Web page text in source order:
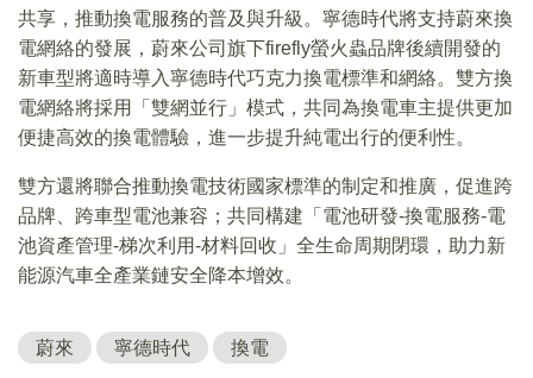
共享，推動換電服務的普及與升級。寧德時代將支持蔚來換
電網絡的發展，蔚來公司旗下firefly螢火蟲品牌後續開發的
新車型將適時導入寧德時代巧克力換電標準和網絡。雙方換
電網絡將採用「雙網並行」模式，共同為換電車主提供更加
便捷高效的換電體驗，進一步提升純電出行的便利性。
雙方還將聯合推動換電技術國家標準的制定和推廣，促進跨
品牌、跨車型電池兼容；共同構建「電池研發-換電服務-電
池資產管理-梯次利用-材料回收」全生命周期閉環，助力新
能源汽車全產業鏈安全降本增效。
蔚來 寧德時代 換電